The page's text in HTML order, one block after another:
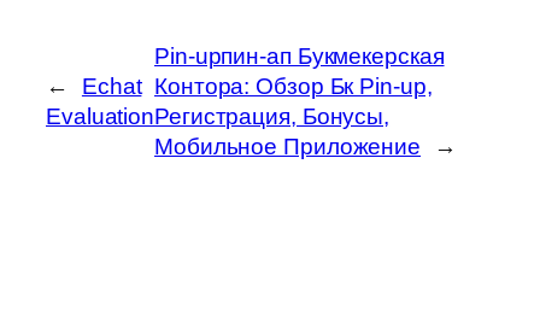
←
Echat
Evaluation
Pin-upпин-ап Букмекерская
Контора: Обзор Бк Pin-up,
Регистрация, Бонусы,
Мобильное Приложение
→